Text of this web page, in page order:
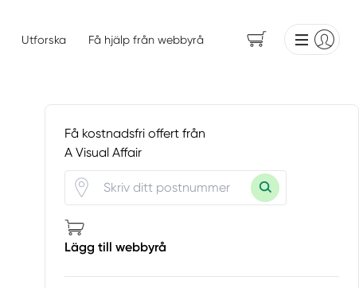
Utforska Få hjälp från webbyrå
Få kostnadsfri offert från
A Visual Affair
Lägg till webbyrå